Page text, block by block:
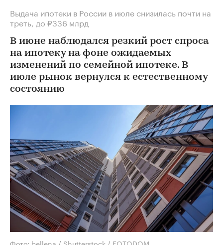
Выдача ипотеки в России в июле снизилась почти на
треть, до ₽336 млрд
В июне наблюдался резкий рост спроса
на ипотеку на фоне ожидаемых
изменений по семейной ипотеке. В
июле рынок вернулся к естественному
состоянию